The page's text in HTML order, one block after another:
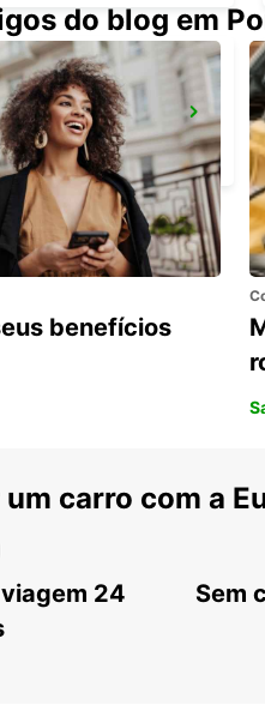
do blog em
benefícios
carro com a
24
Sem